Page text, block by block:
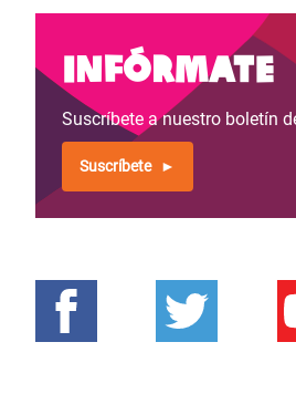
Infórmate
Suscríbete a nuestro boletín
Suscríbete